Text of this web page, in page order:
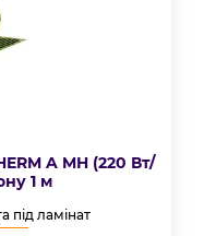
A MH (220 Вт/
1 м
під ламінат